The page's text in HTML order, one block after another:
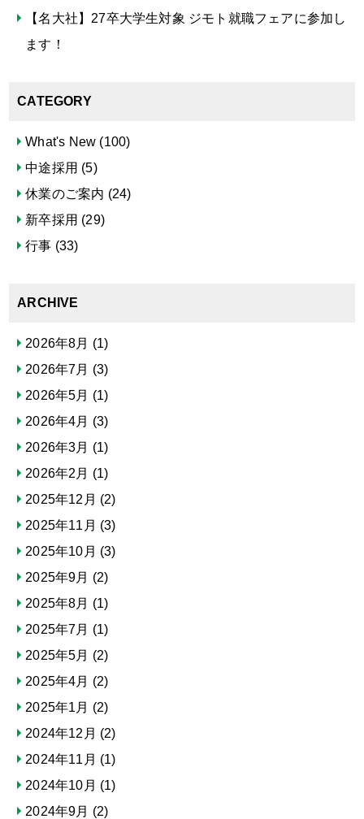
【名大社】27卒大学生対象 ジモト就職フェアに参加し
ます！
CATEGORY
What's New (100)
中途採用 (5)
休業のご案内 (24)
新卒採用 (29)
行事 (33)
ARCHIVE
2026年8月 (1)
2026年7月 (3)
2026年5月 (1)
2026年4月 (3)
2026年3月 (1)
2026年2月 (1)
2025年12月 (2)
2025年11月 (3)
2025年10月 (3)
2025年9月 (2)
2025年8月 (1)
2025年7月 (1)
2025年5月 (2)
2025年4月 (2)
2025年1月 (2)
2024年12月 (2)
2024年11月 (1)
2024年10月 (1)
2024年9月 (2)